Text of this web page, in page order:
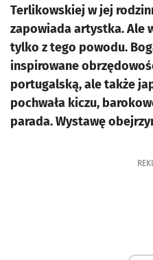
Terlikowskiej w jej
zapowiada artystka. Ale
tylko z tego powodu.
inspirowane
portugalską, ale także
pochwała kiczu,
parada. Wystawę